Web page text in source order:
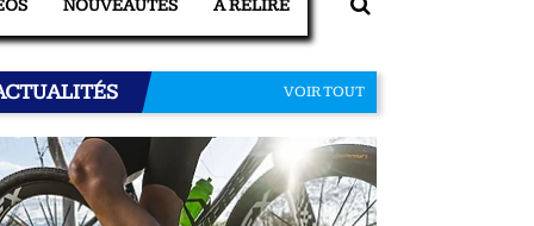
NOUVEAUTÉS A RELIRE
VOIR TOUT